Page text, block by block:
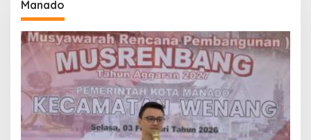
Manado